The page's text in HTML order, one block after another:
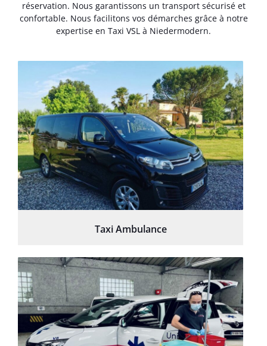
réservation. Nous garantissons un transport sécurisé et
confortable. Nous facilitons vos démarches grâce à notre
expertise en Taxi VSL à Niedermodern.
Taxi Ambulance